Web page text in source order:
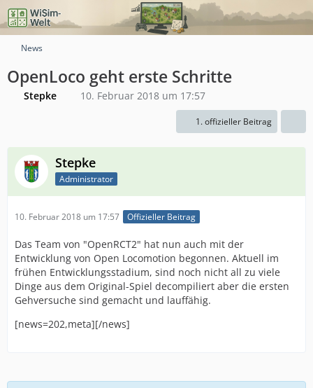
News
OpenLoco geht erste Schritte
Stepke 10. Februar 2018 um 17:57
1. offizieller Beitrag
Stepke
Administrator
10. Februar 2018 um 17:57 Offizieller Beitrag
Das Team von "OpenRCT2" hat nun auch mit der
Entwicklung von Open Locomotion begonnen. Aktuell im
frühen Entwicklungsstadium, sind noch nicht all zu viele
Dinge aus dem Original-Spiel decompiliert aber die ersten
Gehversuche sind gemacht und lauffähig.
[news=202,meta][/news]